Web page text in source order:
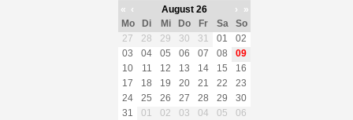
« ‹ August 26 ›
»
Mo
Di Mi Do Fr Sa
So
27
28 29 30 31 01
02
03
04 05 06 07 08
09
10
11 12 13 14 15
16
17
18 19 20 21 22
23
24
25 26 27 28 29
30
31
01 02 03 04 05 06